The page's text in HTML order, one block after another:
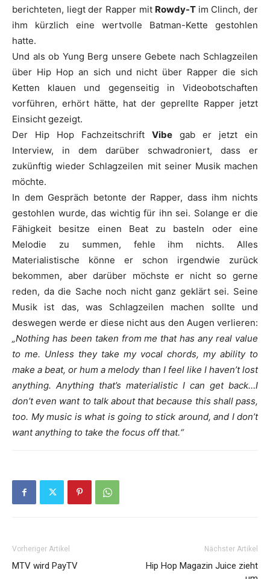
berichteten, liegt der Rapper mit Rowdy-T im Clinch, der
ihm kürzlich eine wertvolle Batman-Kette gestohlen
hatte.
Und als ob Yung Berg unsere Gebete nach Schlagzeilen
über Hip Hop an sich und nicht über Rapper die sich
Ketten klauen und gegenseitig in Videobotschaften
vorführen, erhört hätte, hat der geprellte Rapper jetzt
Einsicht gezeigt.
Der Hip Hop Fachzeitschrift Vibe gab er jetzt ein
Interview, in dem darüber schwadroniert, dass er
zukünftig wieder Schlagzeilen mit seiner Musik machen
möchte.
In dem Gespräch betonte der Rapper, dass ihm nichts
gestohlen wurde, das wichtig für ihn sei. Solange er die
Fähigkeit besitze einen Beat zu basteln oder eine
Melodie zu summen, fehle ihm nichts. Alles
Materialistische könne er schon irgendwie zurück
bekommen, aber darüber möchste er nicht so gerne
reden, da die Sache noch nicht ganz geklärt sei. Seine
Musik ist das, was Schlagzeilen machen sollte und
deswegen werde er diese nicht aus den Augen verlieren:
„Nothing has been taken from me that has any real value
to me. Unless they take my vocal chords, my ability to
make a beat, or hum a melody than I feel like I haven’t lost
anything. Anything that’s materialistic I can get back…I
don’t even want to talk about that because this shall pass,
too. My music is what is going to stick around, and I don’t
want anything to take the focus off that.“
Vorheriger Artikel
MTV wird PayTV
Nächster Artikel
Hip Hop Magazin Juice zieht